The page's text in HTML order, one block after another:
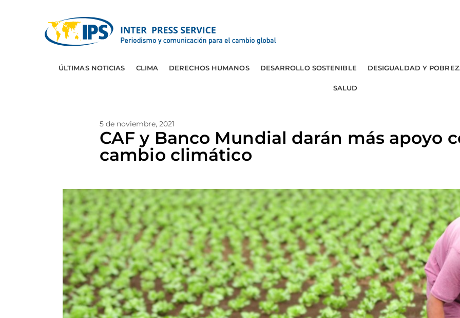
ÚLTIMAS NOTICIAS CLIMA DERECHOS HUMANOS DESARROLLO SOSTENIBLE DESIGUALDAD Y
SALUD
5 de noviembre, 2021
CAF y Banco Mundial darán más apoyo
cambio climático